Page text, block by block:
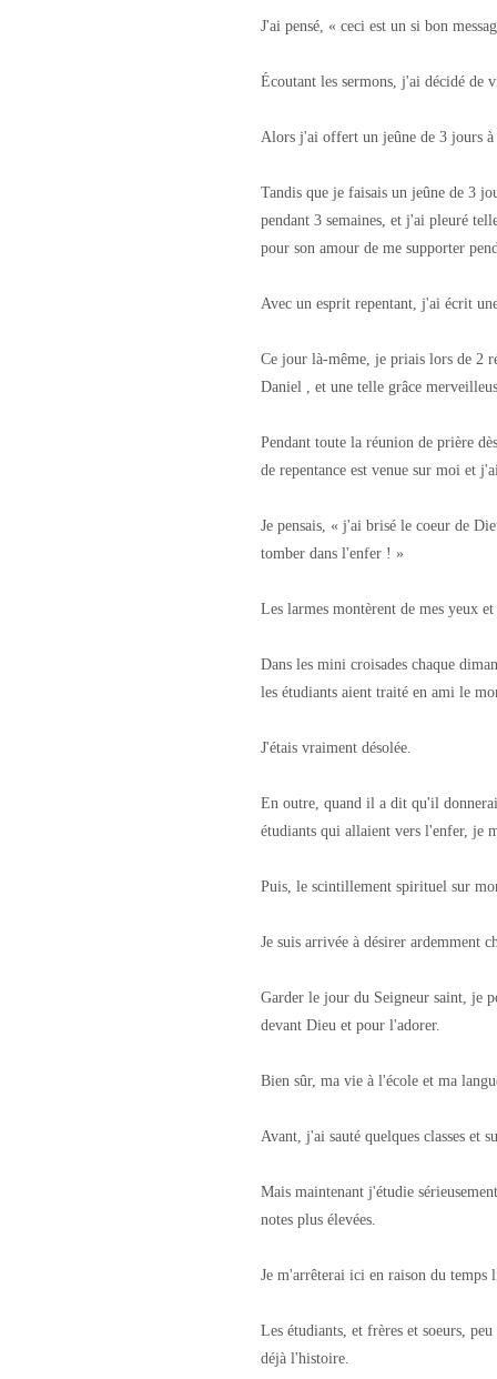
J'ai pensé, « ceci est un si bon
Écoutant les sermons, j'ai décidé de
Alors j'ai offert un jeûne de 3 jours à
Tandis que je faisais un jeûne de 3
pendant 3 semaines, et j'ai pleuré
pour son amour de me supporter
Avec un esprit repentant, j'ai écrit
Ce jour là-même, je priais lors de 2
Daniel , et une telle grâce
Pendant toute la réunion de prière
de repentance est venue sur moi et
Je pensais, « j'ai brisé le coeur de
tomber dans l'enfer ! »
Les larmes montèrent de mes yeux
Dans les mini croisades chaque
les étudiants aient traité en ami le
J'étais vraiment désolée.
En outre, quand il a dit qu'il
étudiants qui allaient vers l'enfer, je
Puis, le scintillement spirituel sur
Je suis arrivée à désirer ardemment
Garder le jour du Seigneur saint, je
devant Dieu et pour l'adorer.
Bien sûr, ma vie à l'école et ma
Avant, j'ai sauté quelques classes et
Mais maintenant j'étudie
notes plus élevées.
Je m'arrêterai ici en raison du temps
Les étudiants, et frères et soeurs,
déjà l'histoire.